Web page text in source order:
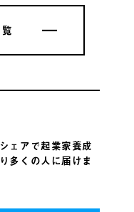
ェアで起業家養成
多くの人に届けま